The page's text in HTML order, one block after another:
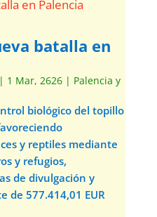
batalla en
| 1 Mar, 2626| Palencia y
biológico del topillo
y reptiles mediante
y refugios,
de divulgación y
de 577.414,01 EUR